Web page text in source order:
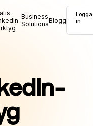
Business
SolutionsBlogg
Logga
in